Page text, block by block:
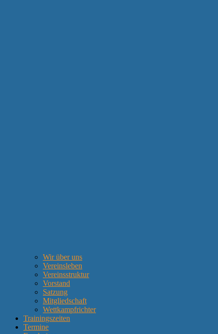
Wir über uns
Vereinsleben
Vereinsstruktur
Vorstand
Satzung
Mitgliedschaft
Wettkampfrichter
Trainingszeiten
Termine